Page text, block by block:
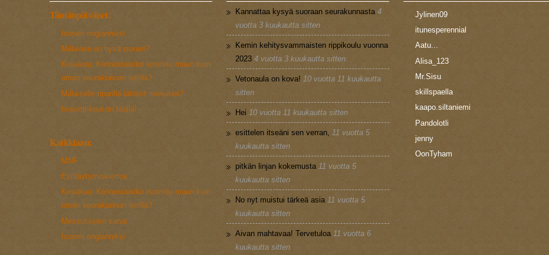
Tämänpäiväiset:
Isonen englanniksi
Millainen on hyvä isonen?
Kesäkuu: Kiinnostaisiko isostelu muun kuin
oman seurakunnan leirillä?
Millaiselle riparille lähtisit mieluiten?
Isosetti-kisa on täällä!
Kaikkiaan:
MNF
Esittäytymiskierros
Kesäkuu: Kiinnostaisiko isostelu muun kuin
oman seurakunnan leirillä?
Messubiisien sanat
Isonen englanniksi
Kannattaa kysyä suoraan seurakunnasta 4
vuotta 3 kuukautta sitten
Kemin kehitysvammaisten rippikoulu vuonna
2023 4 vuotta 3 kuukautta sitten
Vetonaula on kova! 10 vuotta 11 kuukautta
sitten
Hei 10 vuotta 11 kuukautta sitten
esittelen itseäni sen verran, 11 vuotta 5
kuukautta sitten
pitkän linjan kokemusta 11 vuotta 5
kuukautta sitten
No nyt muistui tärkeä asia 11 vuotta 5
kuukautta sitten
Aivan mahtavaa! Tervetuloa 11 vuotta 6
kuukautta sitten
Jylinen09
itunesperennial
Aatu...
Alisa_123
Mr.Sisu
skillspaella
kaapo.siltaniemi
Pandolotli
jenny
OonTyham